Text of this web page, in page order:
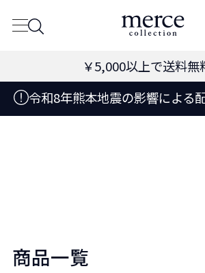
￥5,000以上で送料無
令和8年熊本地震の影響による
商品一覧